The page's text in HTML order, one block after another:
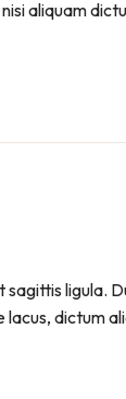
aliquam
ligula.
dictum